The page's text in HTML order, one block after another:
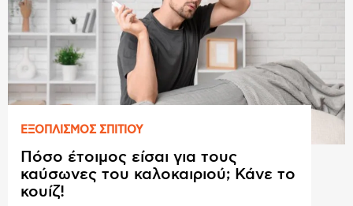
ΕΞΟΠΛΙΣΜΟΣ ΣΠΙΤΙΟΥ
Πόσο έτοιμος είσαι για τους
καύσωνες του καλοκαιριού; Κάνε το
κουίζ!